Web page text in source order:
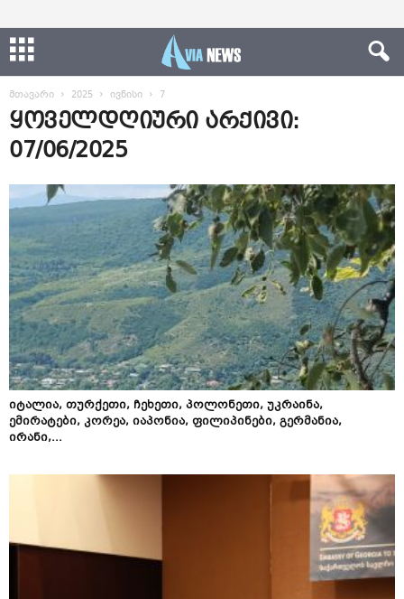
მთავარი 2025 ივნისი 7
ყოველდღიური არქივი:
07/06/2025
იტალია, თურქეთი, ჩეხეთი, პოლონეთი, უკრაინა,
ემირატები, კორეა, იაპონია, ფილიპინები, გერმანია,
ირანი,...